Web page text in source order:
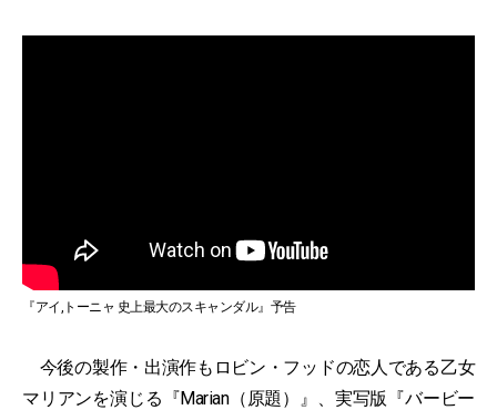
『アイ,トーニャ 史上最大のスキャンダル』予告
今後の製作・出演作もロビン・フッドの恋人である乙女
マリアンを演じる『Marian（原題）』、実写版『バービー